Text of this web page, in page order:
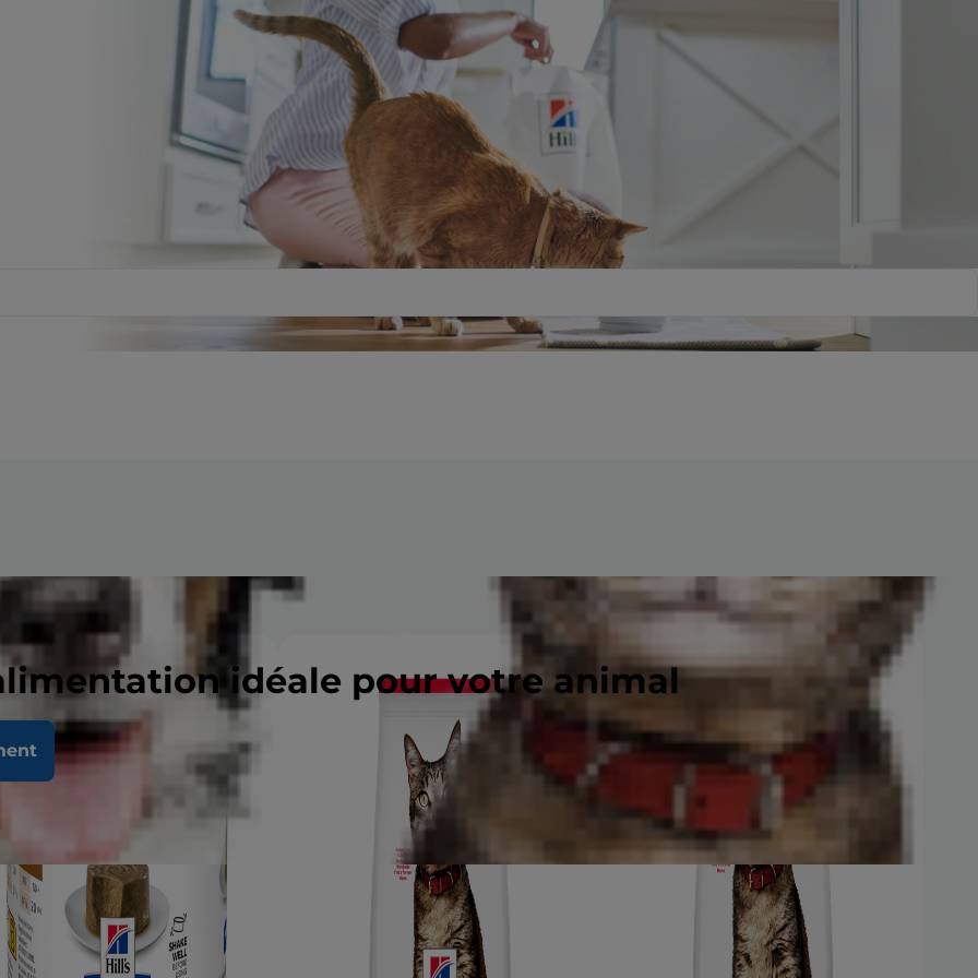
idéale pour votre animal